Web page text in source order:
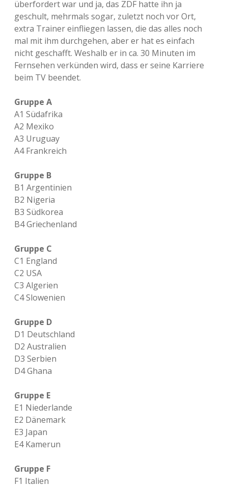
überfordert war und ja, das ZDF hatte ihn ja
geschult, mehrmals sogar, zuletzt noch vor Ort,
extra Trainer einfliegen lassen, die das alles noch
mal mit ihm durchgehen, aber er hat es einfach
nicht geschafft. Weshalb er in ca. 30 Minuten im
Fernsehen verkünden wird, dass er seine Karriere
beim TV beendet.
Gruppe A
A1 Südafrika
A2 Mexiko
A3 Uruguay
A4 Frankreich
Gruppe B
B1 Argentinien
B2 Nigeria
B3 Südkorea
B4 Griechenland
Gruppe C
C1 England
C2 USA
C3 Algerien
C4 Slowenien
Gruppe D
D1 Deutschland
D2 Australien
D3 Serbien
D4 Ghana
Gruppe E
E1 Niederlande
E2 Dänemark
E3 Japan
E4 Kamerun
Gruppe F
F1 Italien